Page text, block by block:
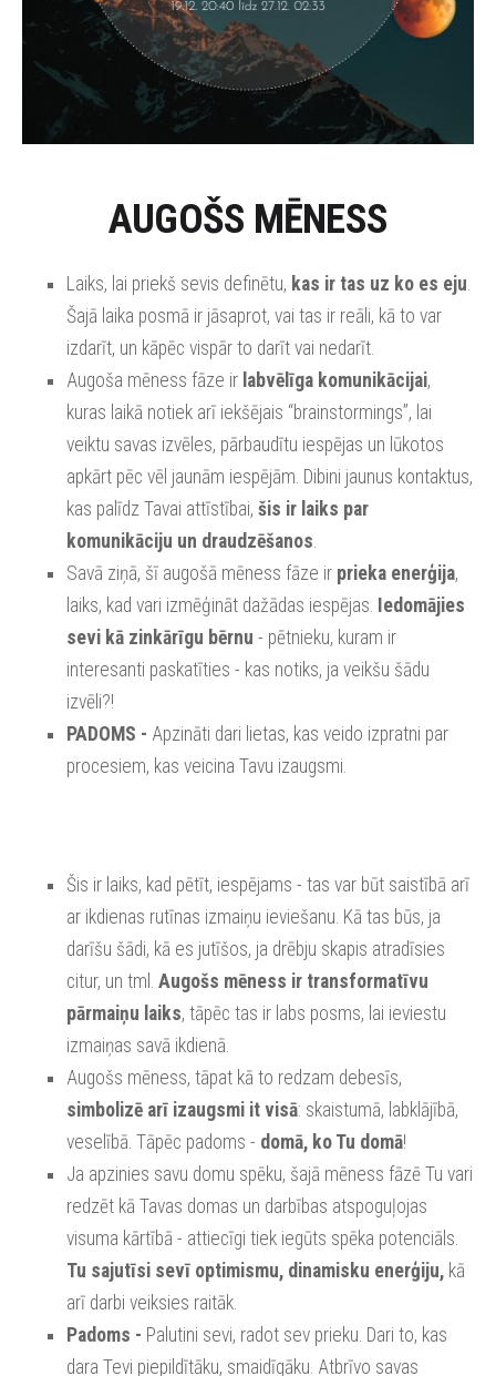
AUGOŠS MĒNESS
Laiks, lai priekš sevis definētu, kas ir tas uz ko es eju.
Šajā laika posmā ir jāsaprot, vai tas ir reāli, kā to var
izdarīt, un kāpēc vispār to darīt vai nedarīt.
Augoša mēness fāze ir labvēlīga komunikācijai,
kuras laikā notiek arī iekšējais “brainstormings”, lai
veiktu savas izvēles, pārbaudītu iespējas un lūkotos
apkārt pēc vēl jaunām iespējām. Dibini jaunus kontaktus,
kas palīdz Tavai attīstībai, šis ir laiks par
komunikāciju un draudzēšanos.
Savā ziņā, šī augošā mēness fāze ir prieka enerģija,
laiks, kad vari izmēģināt dažādas iespējas. Iedomājies
sevi kā zinkārīgu bērnu - pētnieku, kuram ir
interesanti paskatīties - kas notiks, ja veikšu šādu
izvēli?!
PADOMS - Apzināti dari lietas, kas veido izpratni par
procesiem, kas veicina Tavu izaugsmi.
Šis ir laiks, kad pētīt, iespējams - tas var būt saistībā arī
ar ikdienas rutīnas izmaiņu ieviešanu. Kā tas būs, ja
darīšu šādi, kā es jutīšos, ja drēbju skapis atradīsies
citur, un tml. Augošs mēness ir transformatīvu
pārmaiņu laiks, tāpēc tas ir labs posms, lai ieviestu
izmaiņas savā ikdienā.
Augošs mēness, tāpat kā to redzam debesīs,
simbolizē arī izaugsmi it visā: skaistumā, labklājībā,
veselībā. Tāpēc padoms - domā, ko Tu domā!
Ja apzinies savu domu spēku, šajā mēness fāzē Tu vari
redzēt kā Tavas domas un darbības atspoguļojas
visuma kārtībā - attiecīgi tiek iegūts spēka potenciāls.
Tu sajutīsi sevī optimismu, dinamisku enerģiju, kā
arī darbi veiksies raitāk.
Padoms - Palutini sevi, radot sev prieku. Dari to, kas
dara Tevi piepildītāku, smaidīgāku. Atbrīvo savas